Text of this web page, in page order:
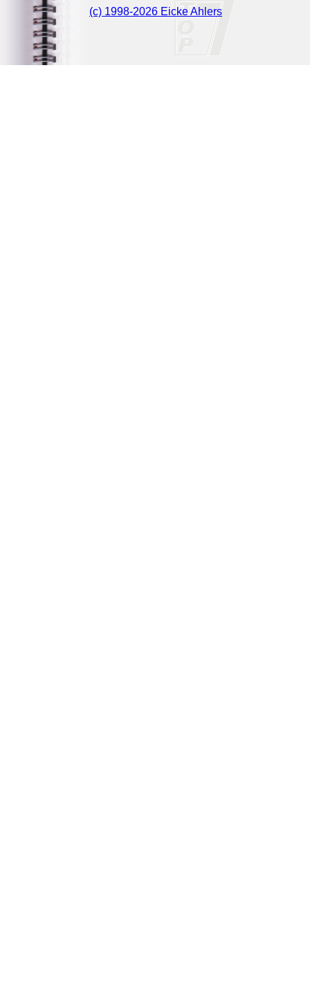
(c) 1998-2026 Eicke Ahlers